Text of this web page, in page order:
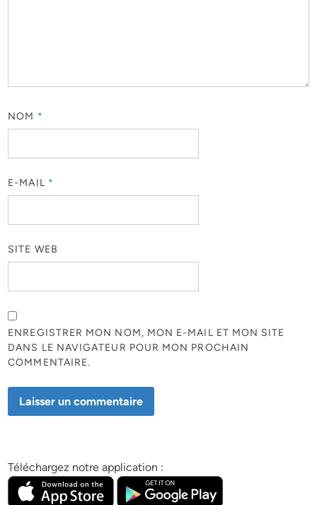
NOM *
E-MAIL *
SITE WEB
ENREGISTRER MON NOM, MON E-MAIL ET MON SITE
DANS LE NAVIGATEUR POUR MON PROCHAIN
COMMENTAIRE.
Téléchargez notre application :